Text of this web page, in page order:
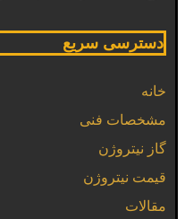
دسترسی سریع
خانه
مشخصات فنی
گاز نیتروژن
قیمت نیتروژن
مقالات